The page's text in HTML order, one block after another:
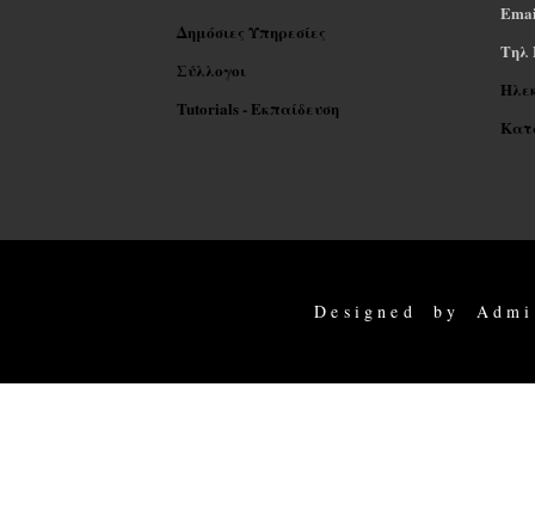
Δημόσιες Υπηρεσίες
Σύλλογοι
Tutorials - Εκπαίδευση
Tηλ
Designed by